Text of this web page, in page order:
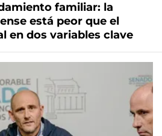
familiar: la
está peor que el
en dos variables clave